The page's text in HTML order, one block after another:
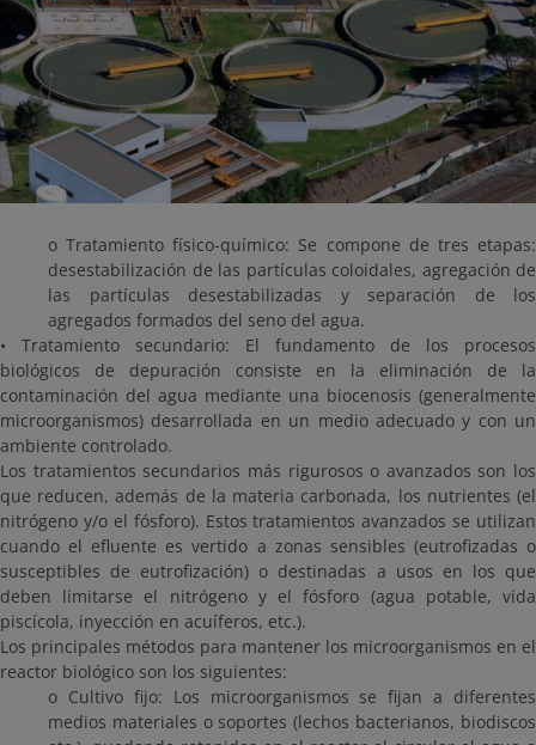
o Tratamiento físico-químico: Se compone de tres etapas:
desestabilización de las partículas coloidales, agregación de
las partículas desestabilizadas y separación de los
agregados formados del seno del agua.
• Tratamiento secundario: El fundamento de los procesos
biológicos de depuración consiste en la eliminación de la
contaminación del agua mediante una biocenosis (generalmente
microorganismos) desarrollada en un medio adecuado y con un
ambiente controlado.
Los tratamientos secundarios más rigurosos o avanzados son los
que reducen, además de la materia carbonada, los nutrientes (el
nitrógeno y/o el fósforo). Estos tratamientos avanzados se utilizan
cuando el efluente es vertido a zonas sensibles (eutrofizadas o
susceptibles de eutrofización) o destinadas a usos en los que
deben limitarse el nitrógeno y el fósforo (agua potable, vida
piscícola, inyección en acuíferos, etc.).
Los principales métodos para mantener los microorganismos en el
reactor biológico son los siguientes:
o Cultivo fijo: Los microorganismos se fijan a diferentes
medios materiales o soportes (lechos bacterianos, biodiscos